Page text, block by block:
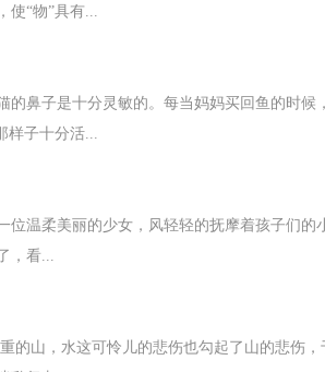
使“物”具有...
的鼻子是十分灵敏的。每当妈妈买回鱼的时
样子十分活...
位温柔美丽的少女，风轻轻的抚摩着孩子们的
，看...
的山，水这可怜儿的悲伤也勾起了山的悲伤